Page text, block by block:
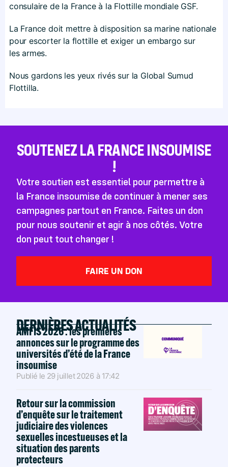
consulaire de la France à la Flottille mondiale GSF.
La France doit mettre à disposition sa marine nationale
pour escorter la flottille et exiger un embargo sur
les armes.
Nous gardons les yeux rivés sur la Global Sumud
Flottilla.
SOUTENEZ LA FRANCE INSOUMISE
!
Votre soutien est essentiel pour permettre à
la France insoumise de continuer à mener ses
campagnes partout en France. Faites un don
pour nous soutenir et agir à nos côtés. Votre
don peut tout changer !
FAIRE UN DON
DERNIÈRES ACTUALITÉS
AMFIS 2026 : les premières
annonces sur le programme des
universités d’été de la France
insoumise
Publié le 29 juillet 2026 à 17:42
Retour sur la commission
d’enquête sur le traitement
judiciaire des violences
sexuelles incestueuses et la
situation des parents
protecteurs